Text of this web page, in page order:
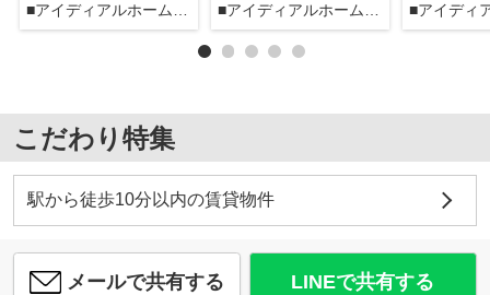
■アイディアルホーム大森本店■ ■アイディアルホーム大森本店■
こだわり特集
駅から徒歩10分以内の賃貸物件
メールで共有する LINEで共有する